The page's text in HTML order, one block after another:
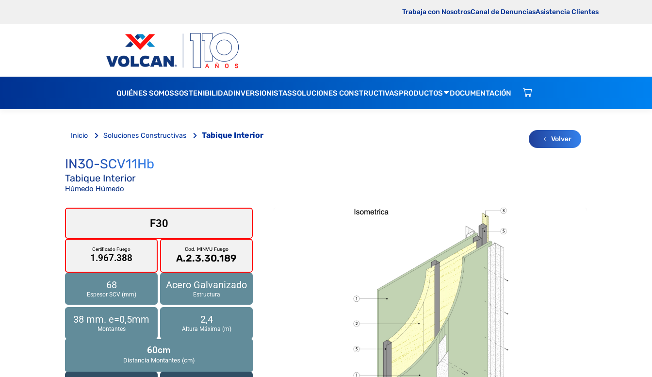
Trabaja con NosotrosCanal de DenunciasAsistencia Clientes
QUIÉNES SOMOSSOSTENIBILIDADINVERSIONISTASSOLUCIONES CONSTRUCTIVASPRODUCTOS DOCUMENTACIÓN
Inicio Soluciones Constructivas Tabique Interior Volver
IN30-SCV11Hb
Tabique Interior
Húmedo Húmedo
F30
Certificado Fuego
1.967.388
Cod. MINVU Fuego
A.2.3.30.189
68
Espesor SCV (mm)
Acero Galvanizado
Estructura
38 mm. e=0,5mm
Montantes
2,4
Altura Máxima (m)
60cm
Distancia Montantes (cm)